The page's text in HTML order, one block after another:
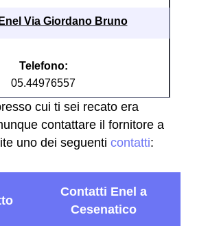
Via Giordano Bruno
Telefono:
05.44976557
cui ti sei recato era
contattare il fornitore a
uno dei seguenti contatti: